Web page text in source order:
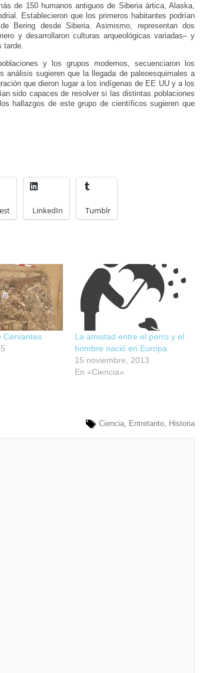
de 150 humanos antiguos de Siberia ártica, Alaska,
Establecieron que los primeros habitantes podrían
Bering desde Siberia. Asimismo, representan dos
y desarrollaron culturas arqueológicas variadas– y
tarde.
y los grupos modernos, secuenciaron los
sugieren que la llegada de paleoesquimales a
que dieron lugar a los indígenas de EE UU y a los
sido capaces de resolver si las distintas poblaciones
hallazgos de este grupo de científicos sugieren que
LinkedIn Tumblr
Cervantes
La amistad entre el perro y el
hombre nació en Europa
15 noviembre, 2013
En «Ciencia»
Ciencia, Entretanto, Historia